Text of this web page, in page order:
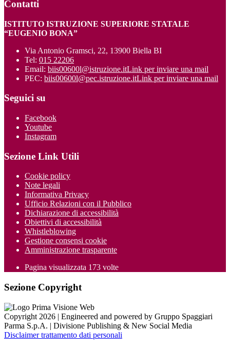
Contatti
ISTITUTO ISTRUZIONE SUPERIORE STATALE
“EUGENIO BONA”
Via Antonio Gramsci, 22, 13900 Biella BI
Tel: 015 22206
Email: biis00600l@istruzione.itLink per inviare una mail
PEC: biis00600l@pec.istruzione.itLink per inviare una mail
Seguici su
Facebook
Youtube
Instagram
Sezione Link Utili
Cookie policy
Note legali
Informativa Privacy
Ufficio Relazioni con il Pubblico
Dichiarazione di accessibilità
Obiettivi di accessibilità
Whistleblowing
Gestione consensi cookie
Amministrazione trasparente
Pagina visualizzata 173 volte
Sezione Copyright
Copyright 2026 | Engineered and powered by Gruppo Spaggiari
Parma S.p.A. | Divisione Publishing & New Social Media
Disclaimer trattamento dati personali